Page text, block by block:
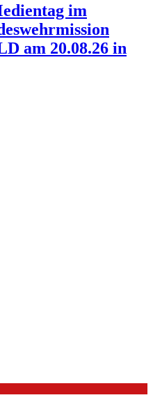
im
am 20.08.26 in